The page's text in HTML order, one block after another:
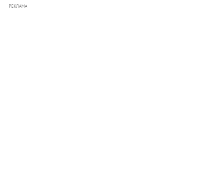
РЕКЛАМА